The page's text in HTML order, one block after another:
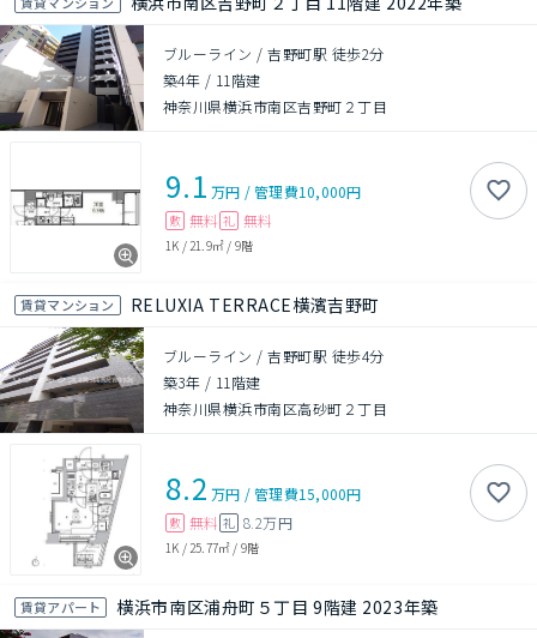
ブルーライン / 吉野町駅 徒歩2分
築4年 / 11階建
神奈川県横浜市南区吉野町２丁目
9.1 万円 /管理費10,000円
敷 無料 礼 無料
1K / 21.9㎡ / 9階
賃貸マンション RELUXIA TERRACE横濱吉野町
ブルーライン / 吉野町駅 徒歩4分
築3年 / 11階建
神奈川県横浜市南区高砂町２丁目
8.2 万円 /管理費15,000円
敷 無料 礼 8.2万円
1K / 25.77㎡ / 9階
賃貸アパート 横浜市南区浦舟町５丁目 9階建 2023年築